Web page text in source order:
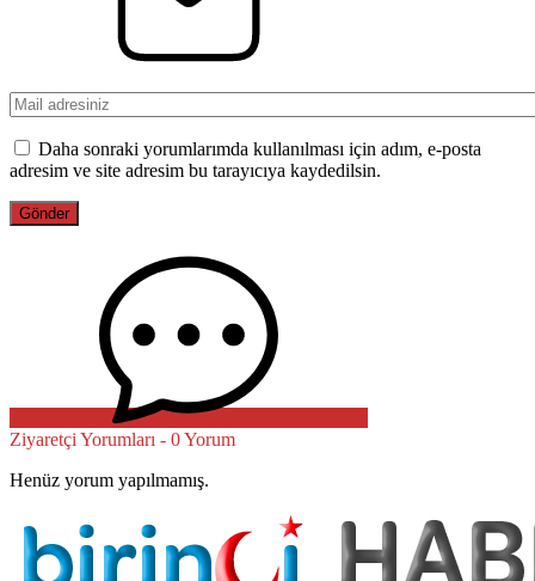
Daha sonraki yorumlarımda kullanılması için adım, e-posta
adresim ve site adresim bu tarayıcıya kaydedilsin.
Ziyaretçi Yorumları - 0 Yorum
Henüz yorum yapılmamış.